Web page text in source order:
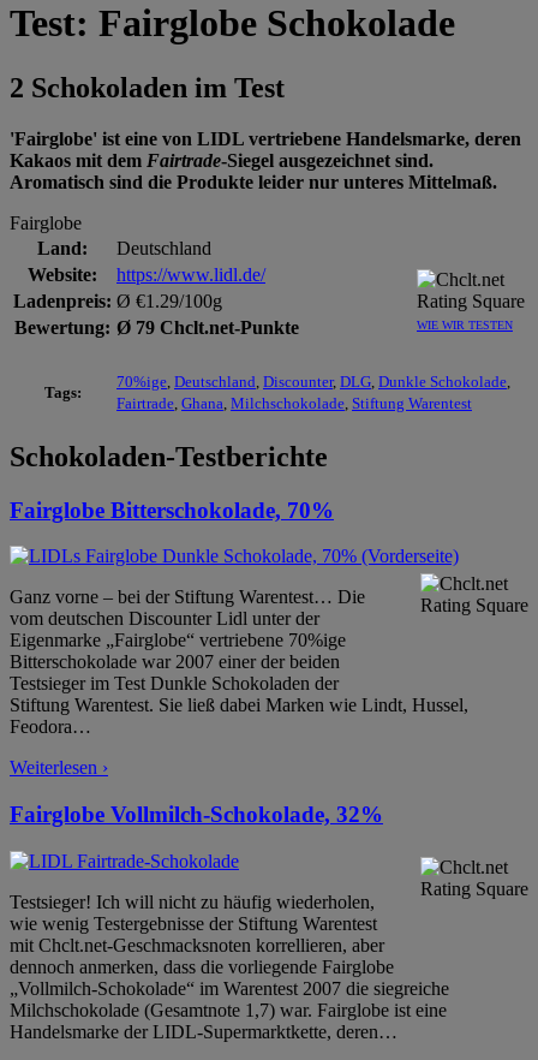
Test: Fairglobe Schokolade
2 Schokoladen im Test
'Fairglobe' ist eine von LIDL vertriebene Handelsmarke, deren
Kakaos mit dem Fairtrade-Siegel ausgezeichnet sind.
Aromatisch sind die Produkte leider nur unteres Mittelmaß.
Fairglobe
Land:
Deutschland
WIE WIR TESTEN
Website:
https://www.lidl.de/
Ladenpreis: Ø €1.29/100g
Bewertung: Ø 79 Chclt.net-Punkte
Tags:
70%ige Deutschland Discounter, DLG Dunkle Schokolade
Fairtrade Ghana Milchschokolade Stiftung Warentest
Schokoladen-Testberichte
Fairglobe Bitterschokolade, 70%
Ganz vorne – bei der Stiftung Warentest… Die
vom deutschen Discounter Lidl unter der
Eigenmarke „Fairglobe“ vertriebene 70%ige
Bitterschokolade war 2007 einer der beiden
Testsieger im Test Dunkle Schokoladen der
Stiftung Warentest. Sie ließ dabei Marken wie Lindt, Hussel,
Feodora…
Weiterlesen ›
Fairglobe Vollmilch-Schokolade, 32%
Testsieger! Ich will nicht zu häufig wiederholen,
wie wenig Testergebnisse der Stiftung Warentest
mit Chclt.net-Geschmacksnoten korrellieren, aber
dennoch anmerken, dass die vorliegende Fairglobe
„Vollmilch-Schokolade“ im Warentest 2007 die siegreiche
Milchschokolade (Gesamtnote 1,7) war. Fairglobe ist eine
Handelsmarke der LIDL-Supermarktkette, deren…